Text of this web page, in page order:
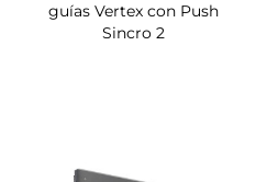
guías Vertex con Push
Sincro 2